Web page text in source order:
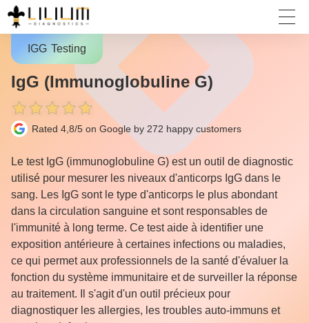
IGG Testing
IgG (Immunoglobuline G)
Rated 4,8/5 on Google by 272 happy customers
Le test IgG (immunoglobuline G) est un outil de diagnostic
utilisé pour mesurer les niveaux d'anticorps IgG dans le
sang. Les IgG sont le type d'anticorps le plus abondant
dans la circulation sanguine et sont responsables de
l'immunité à long terme. Ce test aide à identifier une
exposition antérieure à certaines infections ou maladies,
ce qui permet aux professionnels de la santé d'évaluer la
fonction du système immunitaire et de surveiller la réponse
au traitement. Il s'agit d'un outil précieux pour
diagnostiquer les allergies, les troubles auto-immuns et